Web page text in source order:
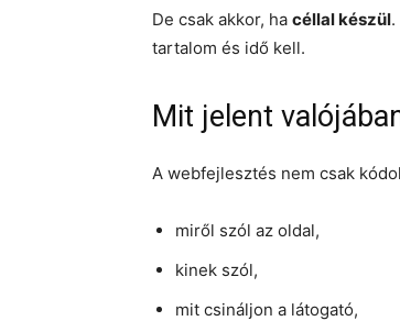
De csak akkor, ha céllal készül
tartalom és idő kell.
Mit jelent
A webfejlesztés nem csak
miről szól az oldal,
kinek szól,
mit csináljon a látogató,